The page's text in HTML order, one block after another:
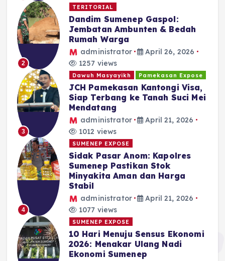
2
TERITORIAL
Dandim Sumenep Gaspol:
Jembatan Ambunten & Bedah
Rumah Warga
administrator
April 26, 2026
1257 views
3
Dawuh Masyayikh Pamekasan Expose
JCH Pamekasan Kantongi Visa,
Siap Terbang ke Tanah Suci Mei
Mendatang
administrator
April 21, 2026
1012 views
4
SUMENEP EXPOSE
Sidak Pasar Anom: Kapolres
Sumenep Pastikan Stok
Minyakita Aman dan Harga
Stabil
administrator
April 21, 2026
1077 views
SUMENEP EXPOSE
10 Hari Menuju Sensus Ekonomi
2026: Menakar Ulang Nadi
Ekonomi Sumenep